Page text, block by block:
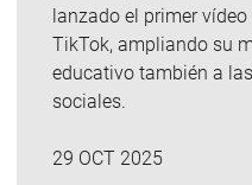
lanzado el primer vídeo
TikTok, ampliando su
educativo también a
sociales.
29 OCT 2025